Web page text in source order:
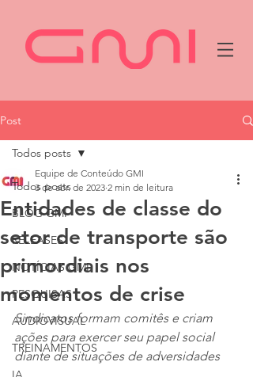
Post
Todos posts
BLOG GMI
RELEASES
NOTÍCIAS GMI
PESQUISAS
AUDIOVISUAL
TREINAMENTOS
Todos posts
Entidades de classe do
setor de transporte são
primordiais nos
momentos de crise
Equipe de Conteúdo GMI
3 de abr. de 2023 2 min de leitura
Sindicatos formam comitês e criam
ações para exercer seu papel social
diante de situações de adversidades